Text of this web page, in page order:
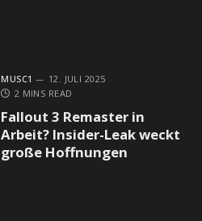
MUSC1
12. JULI 2025
2 MINS READ
Fallout 3 Remaster in
Arbeit? Insider-Leak weckt
große Hoffnungen